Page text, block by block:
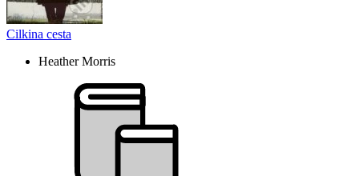
Cilkina cesta
Heather Morris